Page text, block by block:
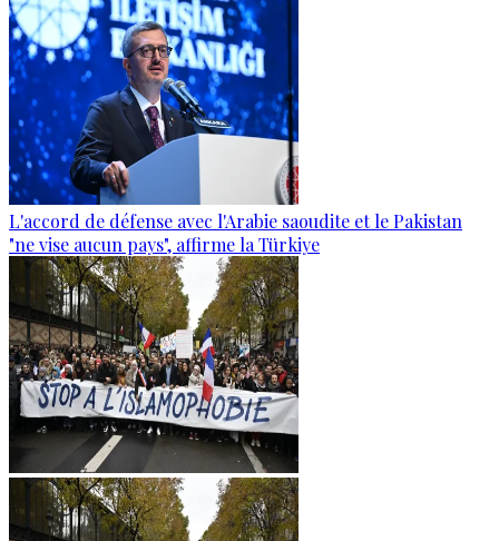
L'accord de défense avec l'Arabie saoudite et le Pakistan
"ne vise aucun pays", affirme la Türkiye